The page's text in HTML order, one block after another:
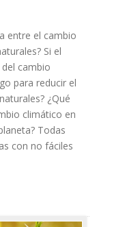
entre el cambio
Si el
cambio
para reducir el
¿Qué
climático en
Todas
con no fáciles